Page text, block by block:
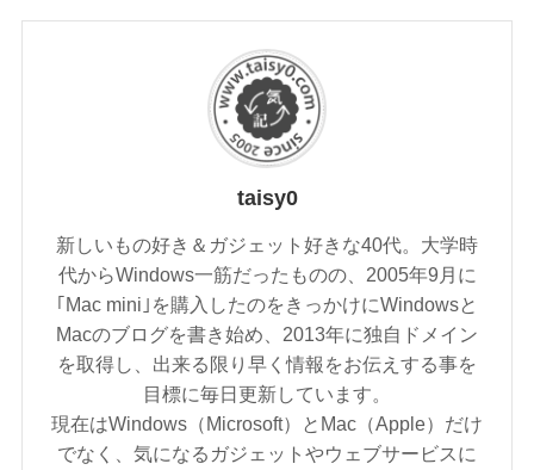
taisy0
新しいもの好き＆ガジェット好きな40代。大学時
代からWindows一筋だったものの、2005年9月に
｢Mac mini｣を購入したのをきっかけにWindowsと
Macのブログを書き始め、2013年に独自ドメイン
を取得し、出来る限り早く情報をお伝えする事を
目標に毎日更新しています。
現在はWindows（Microsoft）とMac（Apple）だけ
でなく、気になるガジェットやウェブサービスに